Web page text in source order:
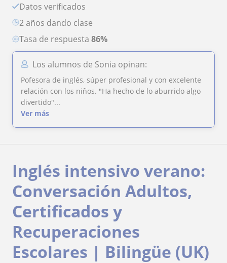
Datos verificados
2 años dando clase
Tasa de respuesta 86%
Los alumnos de Sonia opinan:
Pofesora de inglés, súper profesional y con excelente
relación con los niños. "Ha hecho de lo aburrido algo
divertido"...
Ver más
Inglés intensivo verano:
Conversación Adultos,
Certificados y
Recuperaciones
Escolares | Bilingüe (UK)